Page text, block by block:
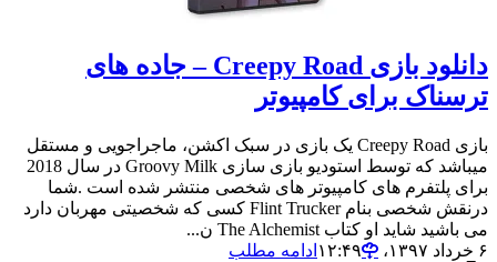
دانلود بازی Creepy Road – جاده های
ترسناک برای کامپیوتر
بازی Creepy Road یک بازی در سبک اکشن، ماجراجویی و مستقل
میباشد که توسط استودیو بازی سازی Groovy Milk در سال 2018
برای پلتفرم های کامپیوتر های شخصی منتشر شده است .شما
درنقش شخصی بنام Flint Trucker کسی که شخصیتی مهربان دارد
می باشید شاید او کتاب The Alchemist ن...
۶ خرداد ۱۳۹۷،‏ ۱۲:۴۹
ادامه مطلب